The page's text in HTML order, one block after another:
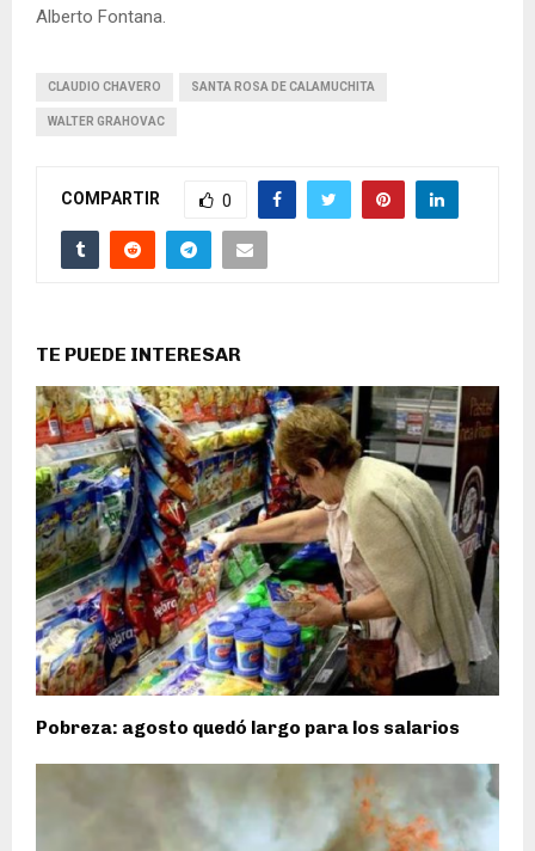
Alberto Fontana.
CLAUDIO CHAVERO SANTA ROSA DE CALAMUCHITA
WALTER GRAHOVAC
COMPARTIR 0
TE PUEDE INTERESAR
Pobreza: agosto quedó largo para los salarios